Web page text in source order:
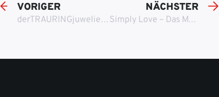
VORIGER
derTRAURINGjuwelier Veranstaltung in Berlin
NÄCHSTER
Simply Love – Das Magazin 2013